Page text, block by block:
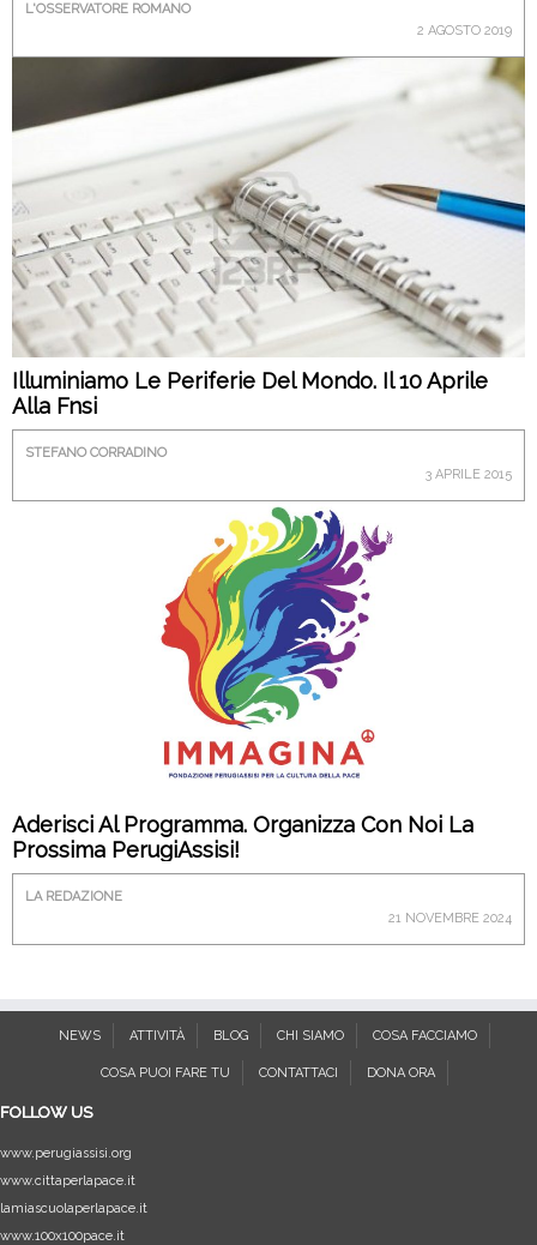
L'OSSERVATORE ROMANO
2 AGOSTO 2019
Illuminiamo Le Periferie Del Mondo. Il 10 Aprile
Alla Fnsi
STEFANO CORRADINO
3 APRILE 2015
Aderisci Al Programma. Organizza Con Noi La
Prossima PerugiAssisi!
LA REDAZIONE
21 NOVEMBRE 2024
NEWS ATTIVITÀ BLOG CHI SIAMO COSA FACCIAMO
COSA PUOI FARE TU CONTATTACI DONA ORA
FOLLOW US
www.perugiassisi.org
www.cittaperlapace.it
lamiascuolaperlapace.it
www.100x100pace.it